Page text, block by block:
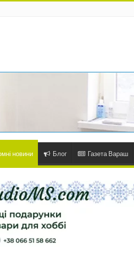
новини Блог Газета Вараш